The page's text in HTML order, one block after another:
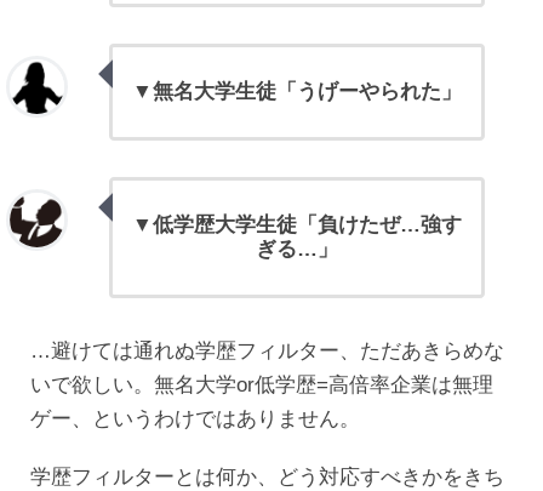
▼無名大学生徒「うげーやられた」
▼低学歴大学生徒「負けたぜ…強す
ぎる…」
…避けては通れぬ学歴フィルター、ただあきらめな
いで欲しい。無名大学or低学歴=高倍率企業は無理
ゲー、というわけではありません。
学歴フィルターとは何か、どう対応すべきかをきち